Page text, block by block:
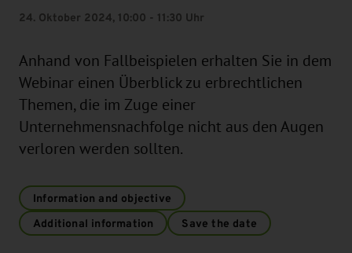
24. Oktober 2024, 10:00 - 11:30 Uhr
Anhand von Fallbeispielen erhalten Sie in dem
Webinar einen Überblick zu erbrechtlichen
Themen, die im Zuge einer
Unternehmensnachfolge nicht aus den Augen
verloren werden sollten.
Information and objective
Additional information
Save the date